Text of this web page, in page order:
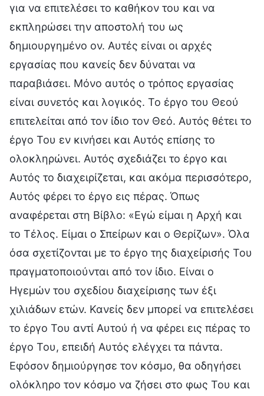
για να επιτελέσει το καθήκον του και να
εκπληρώσει την αποστολή του ως
δημιουργημένο ον. Αυτές είναι οι αρχές
εργασίας που κανείς δεν δύναται να
παραβιάσει. Μόνο αυτός ο τρόπος εργασίας
είναι συνετός και λογικός. Το έργο του Θεού
επιτελείται από τον ίδιο τον Θεό. Αυτός θέτει το
έργο Του εν κινήσει και Αυτός επίσης το
ολοκληρώνει. Αυτός σχεδιάζει το έργο και
Αυτός το διαχειρίζεται, και ακόμα περισσότερο,
Αυτός φέρει το έργο εις πέρας. Όπως
αναφέρεται στη Βίβλο: «Εγώ είμαι η Αρχή και
το Τέλος. Είμαι ο Σπείρων και ο Θερίζων». Όλα
όσα σχετίζονται με το έργο της διαχείρισής Του
πραγματοποιούνται από τον ίδιο. Είναι ο
Ηγεμών του σχεδίου διαχείρισης των έξι
χιλιάδων ετών. Κανείς δεν μπορεί να επιτελέσει
το έργο Του αντί Αυτού ή να φέρει εις πέρας το
έργο Του, επειδή Αυτός ελέγχει τα πάντα.
Εφόσον δημιούργησε τον κόσμο, θα οδηγήσει
ολόκληρο τον κόσμο να ζήσει στο φως Του και